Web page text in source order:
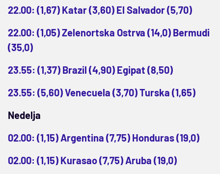
22.00: (1,67) Katar (3,60) El Salvador (5,70)
22.00: (1,05) Zelenortska Ostrva (14,0) Bermudi
(35,0)
23.55: (1,37) Brazil (4,90) Egipat (8,50)
23.55: (5,60) Venecuela (3,70) Turska (1,65)
Nedelja
02.00: (1,15) Argentina (7,75) Honduras (19,0)
02.00: (1,15) Kurasao (7,75) Aruba (19,0)